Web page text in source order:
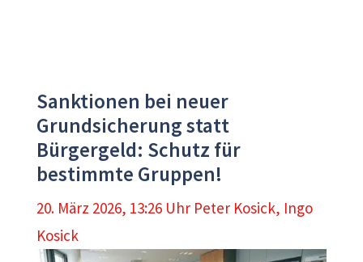
Sanktionen bei neuer
Grundsicherung statt
Bürgergeld: Schutz für
bestimmte Gruppen!
20. März 2026, 13:26 Uhr Peter Kosick, Ingo
Kosick